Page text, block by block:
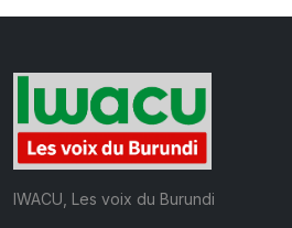
IWACU, Les voix du Burundi